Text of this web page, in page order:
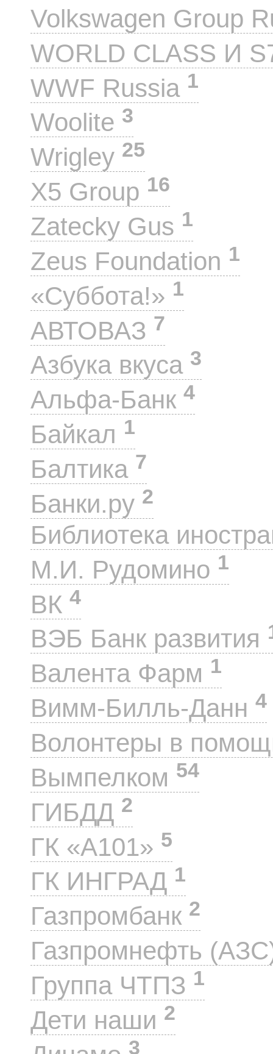
Volkswagen Group
WORLD CLASS И
WWF Russia 1
Woolite 3
Wrigley 25
X5 Group 16
Zatecky Gus 1
Zeus Foundation 1
«Суббота!» 1
АВТОВАЗ 7
Азбука вкуса 3
Альфа-Банк 4
Байкал 1
Балтика 7
Банки.ру 2
Библиотека
М.И. Рудомино 1
ВК 4
ВЭБ Банк развития
Валента Фарм 1
Вимм-Билль-Данн 4
Волонтеры в
Вымпелком 54
ГИБДД 2
ГК «А101» 5
ГК ИНГРАД 1
Газпромбанк 2
Газпромнефть
Группа ЧТПЗ 1
Дети наши 2
3